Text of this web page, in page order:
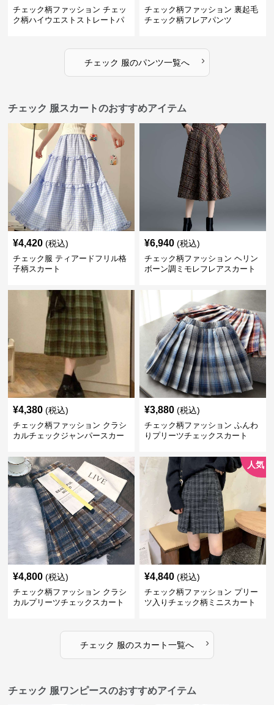
チェック柄ファッション チェッ
ク柄ハイウエストストレートパ
チェック柄ファッション 裏起毛
チェック柄フレアパンツ
チェック 服のパンツ一覧へ ›
チェック 服スカートのおすすめアイテム
¥4,420 (税込)
チェック服 ティアードフリル格
子柄スカート
¥6,940 (税込)
チェック柄ファッション ヘリン
ボーン調ミモレフレアスカート
¥4,380 (税込)
チェック柄ファッション クラシ
カルチェックジャンパースカー
¥3,880 (税込)
チェック柄ファッション ふんわ
りプリーツチェックスカート
¥4,800 (税込)
チェック柄ファッション クラシ
カルプリーツチェックスカート
人気
¥4,840 (税込)
チェック柄ファッション プリー
ツ入りチェック柄ミニスカート
チェック 服のスカート一覧へ ›
チェック 服ワンピースのおすすめアイテム